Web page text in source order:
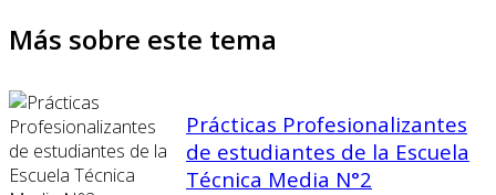
Más sobre este tema
Prácticas Profesionalizantes
de estudiantes de la Escuela
Técnica Media N°2